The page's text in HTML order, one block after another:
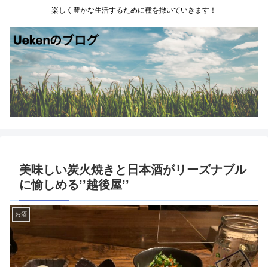
楽しく豊かな生活するために種を撒いていきます！
美味しい炭火焼きと日本酒がリーズナブル
に愉しめる’’越後屋’’
お酒